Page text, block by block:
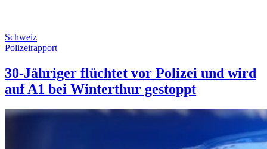
Schweiz
Polizeirapport
30-Jähriger flüchtet vor Polizei und wird
auf A1 bei Winterthur gestoppt